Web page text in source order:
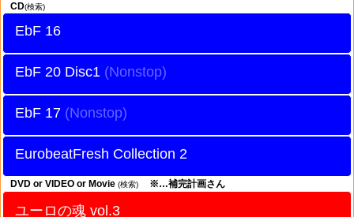
CD(検索)
EbF 16
EbF 20 Disc1
EbF 17
EurobeatFresh Collection 2
DVD or VIDEO or Movie (検索) ※…補完計画さん
ユーロの魂 vol.3